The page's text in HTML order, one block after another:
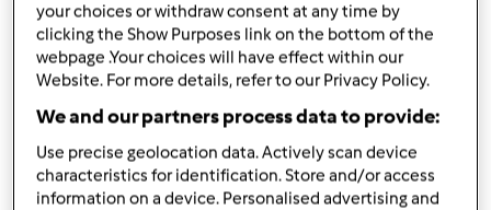
your choices or withdraw consent at any time by
clicking the Show Purposes link on the bottom of the
webpage .Your choices will have effect within our
Website. For more details, refer to our Privacy Policy.
We and our partners process data to provide:
Use precise geolocation data. Actively scan device
characteristics for identification. Store and/or access
information on a device. Personalised advertising and